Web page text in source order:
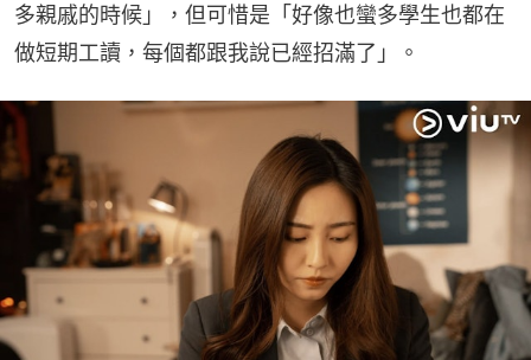
多親戚的時候」，但可惜是「好像也蠻多學生也都在
做短期工讀，每個都跟我說已經招滿了」。